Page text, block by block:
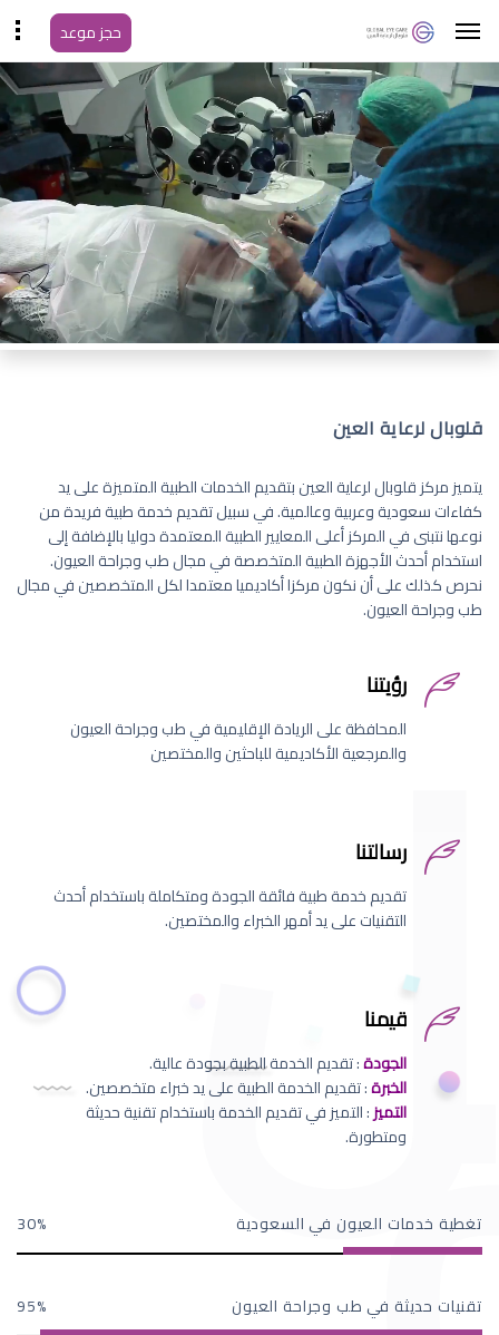
حجز موعد
قلوبال لرعاية العين
يتميز مركز قلوبال لرعاية العين بتقديم الخدمات الطبية المتميزة على يد
كفاءات سعودية وعربية وعالمية. في سبيل تقديم خدمة طبية فريدة من
نوعها نتبنى في المركز أعلى المعايير الطبية المعتمدة دوليا بالإضافة إلى
استخدام أحدث الأجهزة الطبية المتخصصة في مجال طب وجراحة العيون.
نحرص كذلك على أن نكون مركزا أكاديميا معتمدا لكل المتخصصين في مجال
طب وجراحة العيون.
رؤيتنا
المحافظة على الريادة الإقليمية في طب وجراحة العيون
والمرجعية الأكاديمية للباحثين والمختصين
رسالتنا
تقديم خدمة طبية فائقة الجودة ومتكاملة باستخدام أحدث
التقنيات على يد أمهر الخبراء والمختصين.
قيمنا
الجودة: تقديم الخدمة الطبية بجودة عالية.
الخبرة: تقديم الخدمة الطبية على يد خبراء متخصصين.
التميز: التميز في تقديم الخدمة باستخدام تقنية حديثة
ومتطورة.
تغطية خدمات العيون في السعودية 30
تقنيات حديثة في طب وجراحة العيون 95